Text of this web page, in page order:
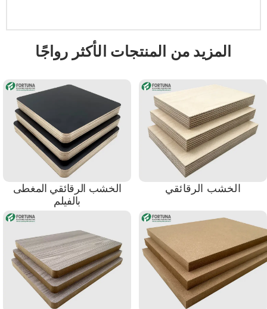
المزيد من المنتجات الأكثر رواجًا
الخشب الرقائقي
الخشب الرقائقي المغطى
بالفيلم